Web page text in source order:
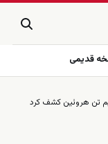
قدیمی
تن هروئین کشف کرد